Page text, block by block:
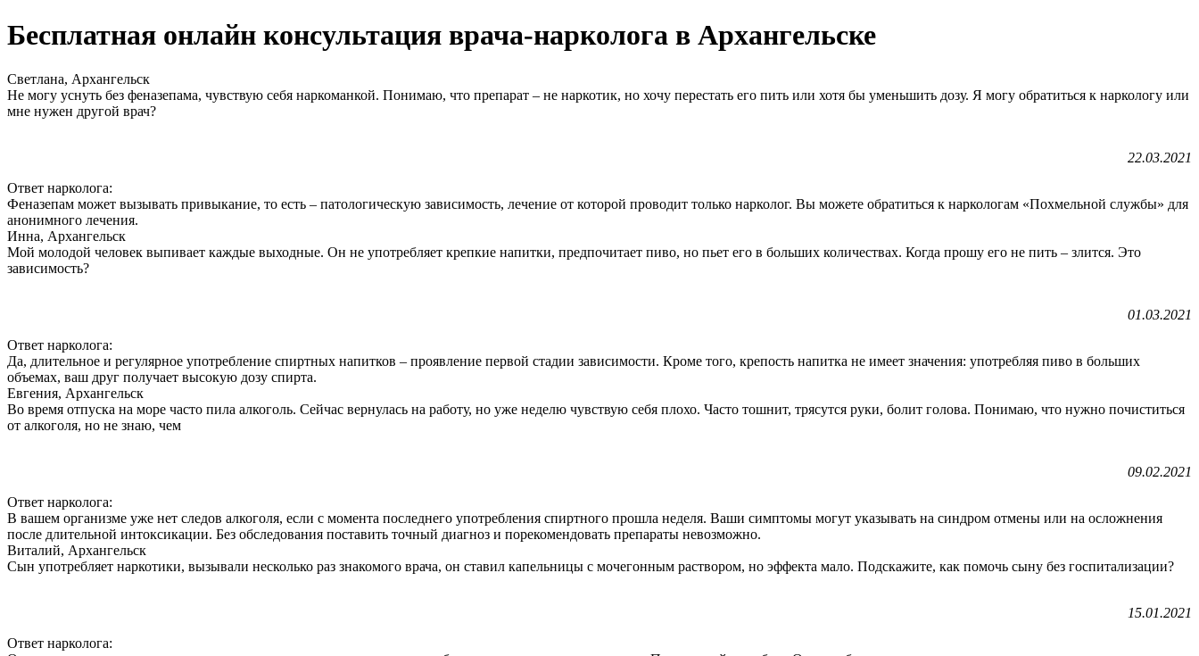
Бесплатная онлайн консультация врача-нарколога в Архангельске
Светлана, Архангельск
Не могу уснуть без феназепама, чувствую себя наркоманкой. Понимаю, что препарат – не наркотик, но хочу перестать его пить или хотя бы уменьшить дозу. Я могу обратиться к наркологу или
мне нужен другой врач?
22.03.2021
Ответ нарколога:
Феназепам может вызывать привыкание, то есть – патологическую зависимость, лечение от которой проводит только нарколог. Вы можете обратиться к наркологам «Похмельной службы» для
анонимного лечения.
Инна, Архангельск
Мой молодой человек выпивает каждые выходные. Он не употребляет крепкие напитки, предпочитает пиво, но пьет его в больших количествах. Когда прошу его не пить – злится. Это
зависимость?
01.03.2021
Ответ нарколога:
Да, длительное и регулярное употребление спиртных напитков – проявление первой стадии зависимости. Кроме того, крепость напитка не имеет значения: употребляя пиво в больших
объемах, ваш друг получает высокую дозу спирта.
Евгения, Архангельск
Во время отпуска на море часто пила алкоголь. Сейчас вернулась на работу, но уже неделю чувствую себя плохо. Часто тошнит, трясутся руки, болит голова. Понимаю, что нужно почиститься
от алкоголя, но не знаю, чем
09.02.2021
Ответ нарколога:
В вашем организме уже нет следов алкоголя, если с момента последнего употребления спиртного прошла неделя. Ваши симптомы могут указывать на синдром отмены или на осложнения
после длительной интоксикации. Без обследования поставить точный диагноз и порекомендовать препараты невозможно.
Виталий, Архангельск
Сын употребляет наркотики, вызывали несколько раз знакомого врача, он ставил капельницы с мочегонным раствором, но эффекта мало. Подскажите, как помочь сыну без госпитализации?
15.01.2021
Ответ нарколога: